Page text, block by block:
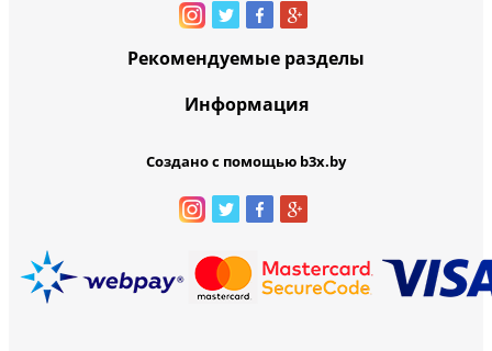
Рекомендуемые разделы
Информация
Создано с помощью b3x.by